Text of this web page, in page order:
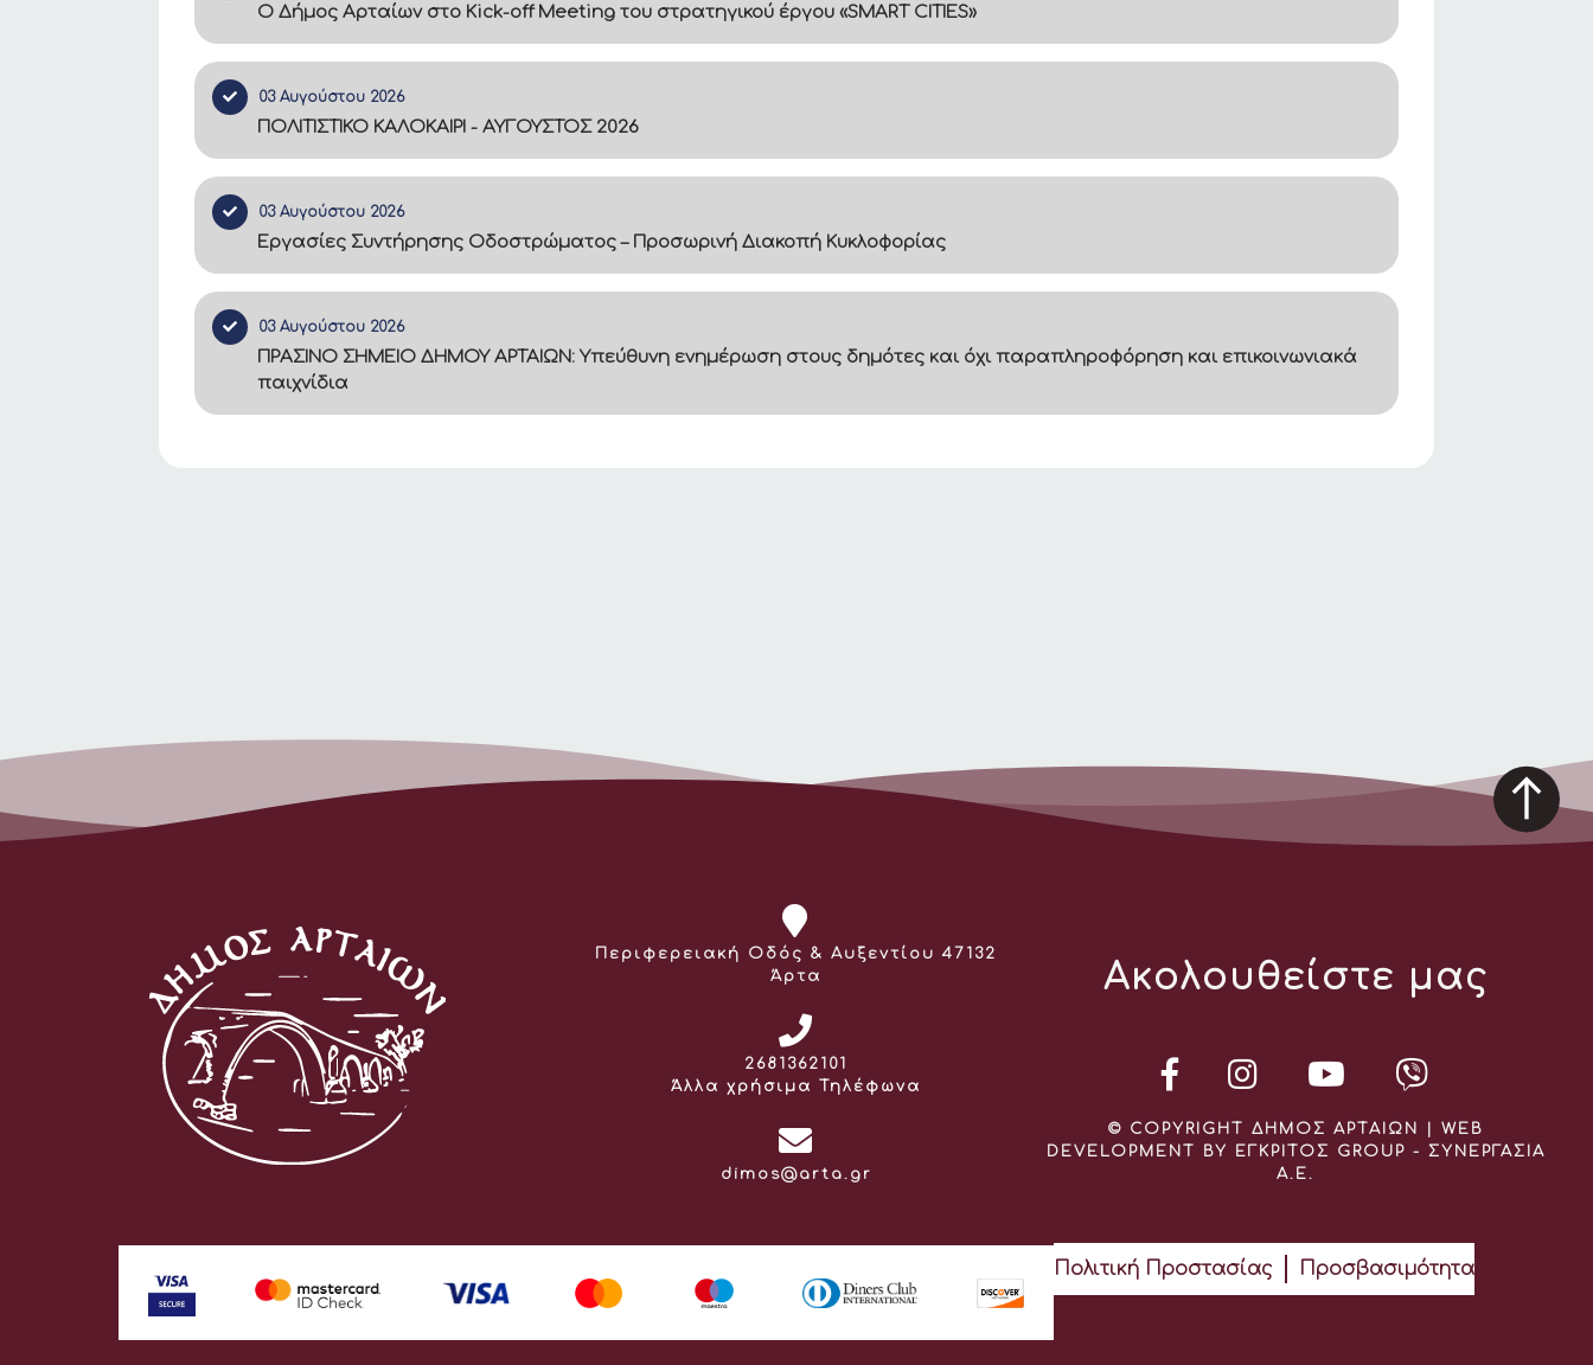
Ο Δήμος Αρταίων στο Kick-off Meeting του στρατηγικού έργου «SMART CITIES»
03 Αυγούστου 2026
ΠΟΛΙΤΙΣΤΙΚΟ ΚΑΛΟΚΑΙΡΙ - ΑΥΓΟΥΣΤΟΣ 2026
03 Αυγούστου 2026
Εργασίες Συντήρησης Οδοστρώματος – Προσωρινή Διακοπή Κυκλοφορίας
03 Αυγούστου 2026
ΠΡΑΣΙΝΟ ΣΗΜΕΙΟ ΔΗΜΟΥ ΑΡΤΑΙΩΝ: Υπεύθυνη ενημέρωση στους δημότες και όχι παραπληροφόρηση και επικοινωνιακά
παιχνίδια
Διεύθυνση:
Περιφερειακή Οδός & Αυξεντίου 47132
Άρτα
Τηλέφωνο:
2681362101
Άλλα χρήσιμα Τηλέφωνα
Email:
dimos@arta.gr
Ακολουθείστε μας
© COPYRIGHT ΔΗΜΟΣ ΑΡΤΑΙΩΝ | WEB
DEVELOPMENT BY ΕΓΚΡΙΤΟΣ GROUP - ΣΥΝΕΡΓΑΣΙΑ
Α.Ε.
Πολιτική Προστασίας Προσβασιμότητα